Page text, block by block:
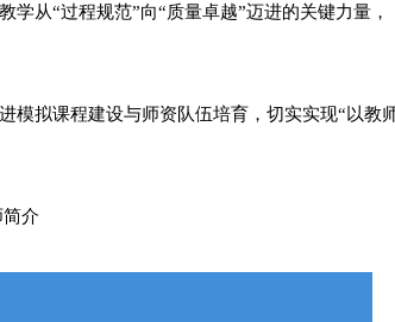
从“过程规范”向“质量卓越”迈进的关键力量，
模拟课程建设与师资队伍培育，切实实现“以教
介